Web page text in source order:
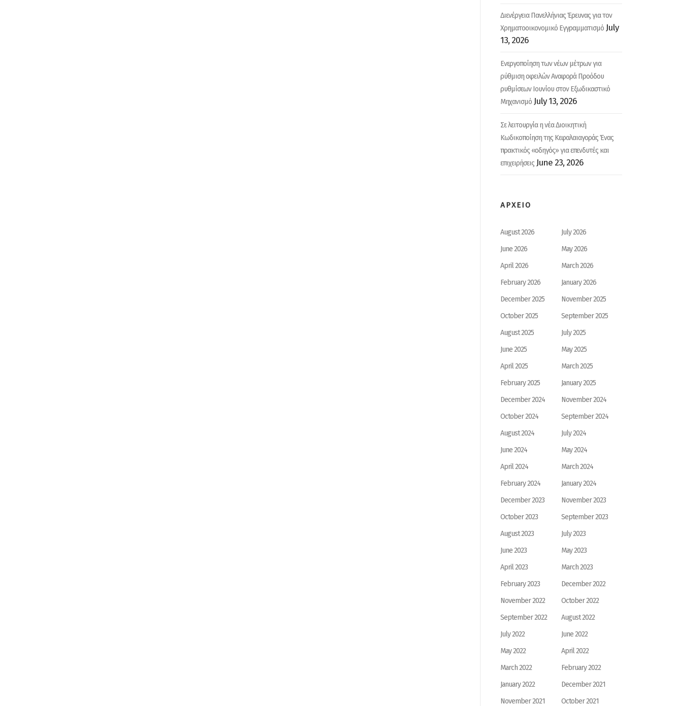
Διενέργεια Πανελλήνιας Έρευνας για τον
Χρηματοοικονομικό Εγγραμματισμό July
13, 2026
Ενεργοποίηση των νέων μέτρων για
ρύθμιση οφειλών Αναφορά Προόδου
ρυθμίσεων Ιουνίου στον Εξωδικαστικό
Μηχανισμό July 13, 2026
Σε λειτουργία η νέα Διοικητική
Κωδικοποίηση της Κεφαλαιαγοράς Ένας
πρακτικός «οδηγός» για επενδυτές και
επιχειρήσεις June 23, 2026
ΑΡΧΕΙΟ
August 2026
July 2026
June 2026
May 2026
April 2026
March 2026
February 2026
January 2026
December 2025
November 2025
October 2025
September 2025
August 2025
July 2025
June 2025
May 2025
April 2025
March 2025
February 2025
January 2025
December 2024
November 2024
October 2024
September 2024
August 2024
July 2024
June 2024
May 2024
April 2024
March 2024
February 2024
January 2024
December 2023
November 2023
October 2023
September 2023
August 2023
July 2023
June 2023
May 2023
April 2023
March 2023
February 2023
December 2022
November 2022
October 2022
September 2022
August 2022
July 2022
June 2022
May 2022
April 2022
March 2022
February 2022
January 2022
December 2021
November 2021
October 2021